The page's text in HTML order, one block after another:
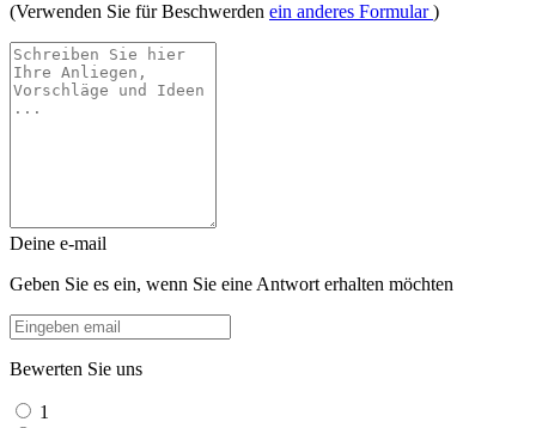
(Verwenden Sie für Beschwerden ein anderes Formular)
Deine e-mail
Geben Sie es ein, wenn Sie eine Antwort erhalten möchten
Bewerten Sie uns
1